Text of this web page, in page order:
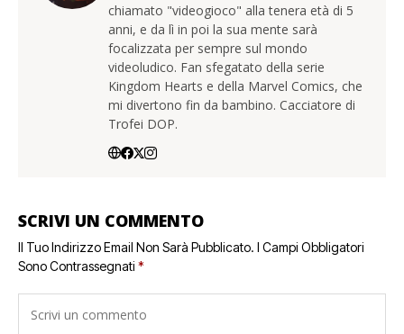
chiamato "videogioco" alla tenera età di 5
anni, e da lì in poi la sua mente sarà
focalizzata per sempre sul mondo
videoludico. Fan sfegatato della serie
Kingdom Hearts e della Marvel Comics, che
mi divertono fin da bambino. Cacciatore di
Trofei DOP.
SCRIVI UN COMMENTO
Il Tuo Indirizzo Email Non Sarà Pubblicato. I Campi Obbligatori
Sono Contrassegnati *